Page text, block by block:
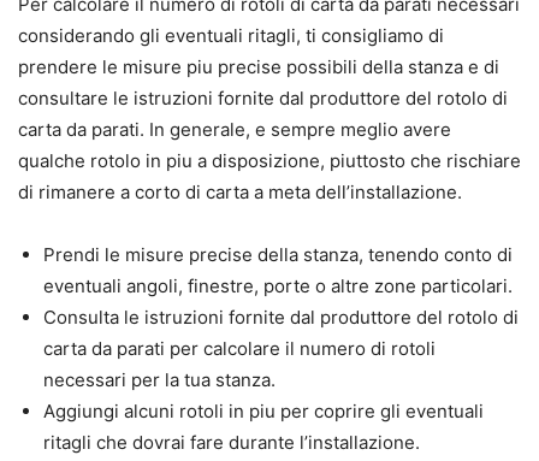
considerando gli eventuali ritagli, ti consigliamo di
prendere le misure piu precise possibili della stanza e di
consultare le istruzioni fornite dal produttore del rotolo di
carta da parati. In generale, e sempre meglio avere
qualche rotolo in piu a disposizione, piuttosto che rischiare
di rimanere a corto di carta a meta dell’installazione.
Prendi le misure precise della stanza, tenendo conto di
eventuali angoli, finestre, porte o altre zone particolari.
Consulta le istruzioni fornite dal produttore del rotolo di
carta da parati per calcolare il numero di rotoli
necessari per la tua stanza.
Aggiungi alcuni rotoli in piu per coprire gli eventuali
ritagli che dovrai fare durante l’installazione.